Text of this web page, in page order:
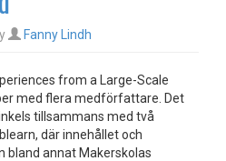
Fanny Lindh
from a Large-Scale
med flera medförfattare. Det
tillsammans med två
där innehållet och
annat Makerskolas